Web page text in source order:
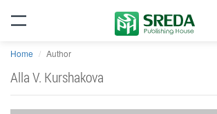
Home Author
Alla V. Kurshakova